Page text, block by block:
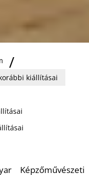
kiállításai
Képzőművészeti